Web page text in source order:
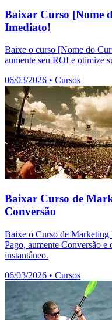
Baixar Curso [Nome
Imediato!
Baixe o curso [Nome do
aumente seu ROI e otimize
06/03/2026 • Cursos
Baixar Curso de
Conversão
Baixe o Curso de
Pago, aumente Conversão
instantâneo.
06/03/2026 • Cursos